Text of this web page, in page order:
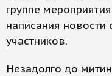
группе
написания новости
участников.
Незадолго до